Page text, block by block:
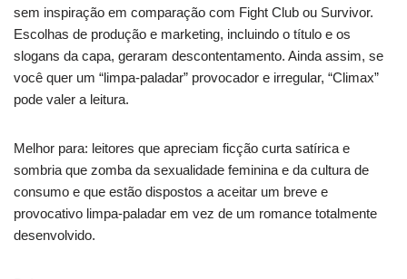
sem inspiração em comparação com Fight Club ou Survivor.
Escolhas de produção e marketing, incluindo o título e os
slogans da capa, geraram descontentamento. Ainda assim, se
você quer um “limpa-paladar” provocador e irregular, “Climax”
pode valer a leitura.
Melhor para: leitores que apreciam ficção curta satírica e
sombria que zomba da sexualidade feminina e da cultura de
consumo e que estão dispostos a aceitar um breve e
provocativo limpa-paladar em vez de um romance totalmente
desenvolvido.